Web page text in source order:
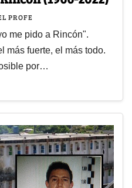
PROFE
me pido a Rincón".
más fuerte, el más todo.
por…